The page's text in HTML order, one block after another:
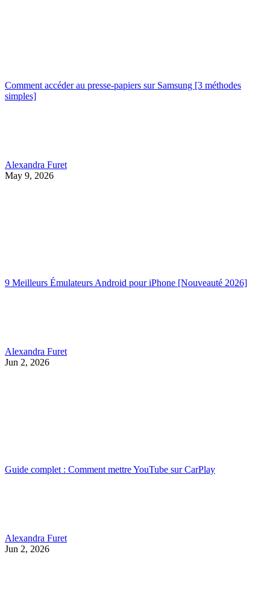
Comment accéder au presse-papiers sur Samsung [3 méthodes
simples]
Alexandra Furet
May 9, 2026
9 Meilleurs Émulateurs Android pour iPhone [Nouveauté 2026]
Alexandra Furet
Jun 2, 2026
Guide complet : Comment mettre YouTube sur CarPlay
Alexandra Furet
Jun 2, 2026